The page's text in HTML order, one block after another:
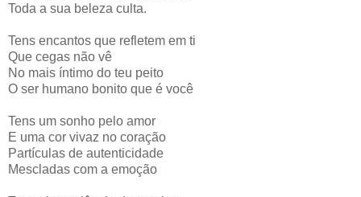
Toda a sua beleza culta.
Tens encantos que refletem em ti
Que cegas não vê
No mais íntimo do teu peito
O ser humano bonito que é você
Tens um sonho pelo amor
E uma cor vivaz no coração
Partículas de autenticidade
Mescladas com a emoção